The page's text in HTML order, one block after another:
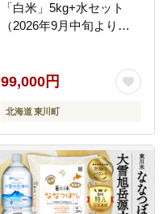
「白米」5kg+水セット
（2026年9月中旬より発
99,000円
北海道 東川町